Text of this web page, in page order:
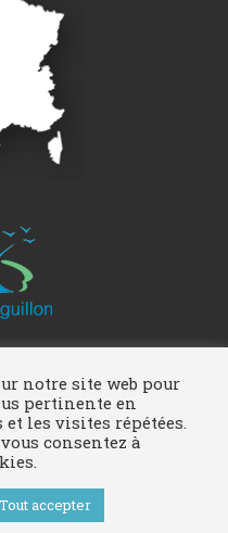
- 2016
notre site web pour
pertinente en
les visites répétées.
consentez à
Tout accepter